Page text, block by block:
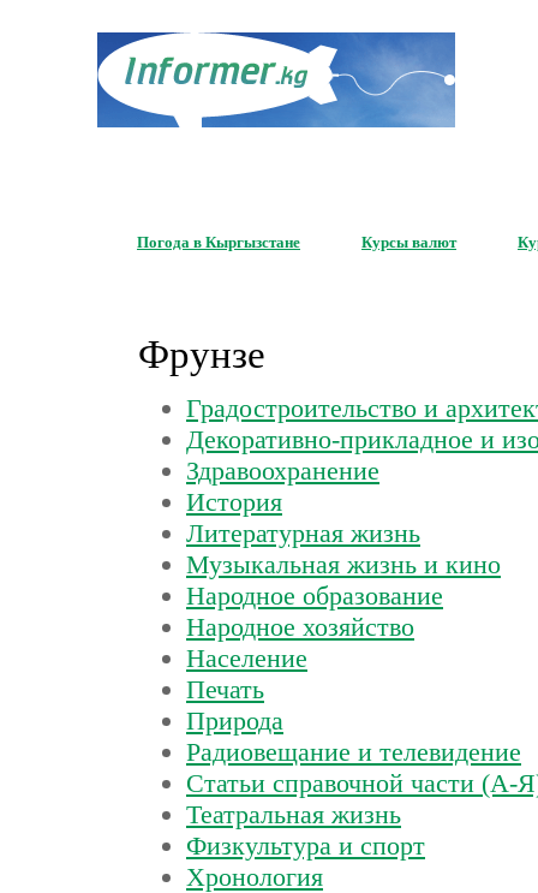
Погода в Кыргызстане Курсы валют
Фрунзе
Градостроительство и
Декоративно-прикладное и
Здравоохранение
История
Литературная жизнь
Музыкальная жизнь и кино
Народное образование
Народное хозяйство
Население
Печать
Природа
Радиовещание и телевидение
Статьи справочной части (А-
Театральная жизнь
Физкультура и спорт
Хронология